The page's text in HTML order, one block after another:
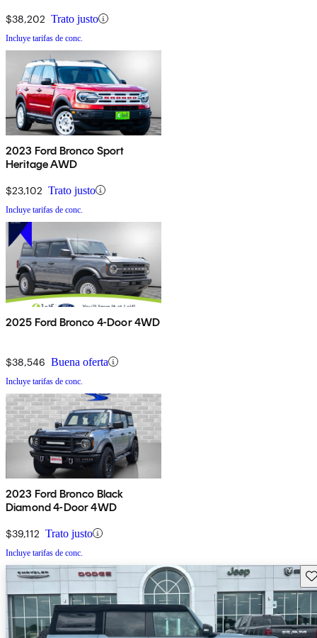
$38,202 Trato justo
Incluye tarifas de conc.
2023 Ford Bronco Sport
Heritage AWD
$23,102 Trato justo
Incluye tarifas de conc.
2025 Ford Bronco 4-Door 4WD
$38,546 Buena oferta
Incluye tarifas de conc.
2023 Ford Bronco Black
Diamond 4-Door 4WD
$39,112 Trato justo
Incluye tarifas de conc.